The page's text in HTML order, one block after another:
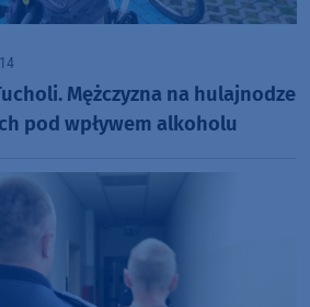
Mężczyzna na hulajnodze
pod wpływem alkoholu